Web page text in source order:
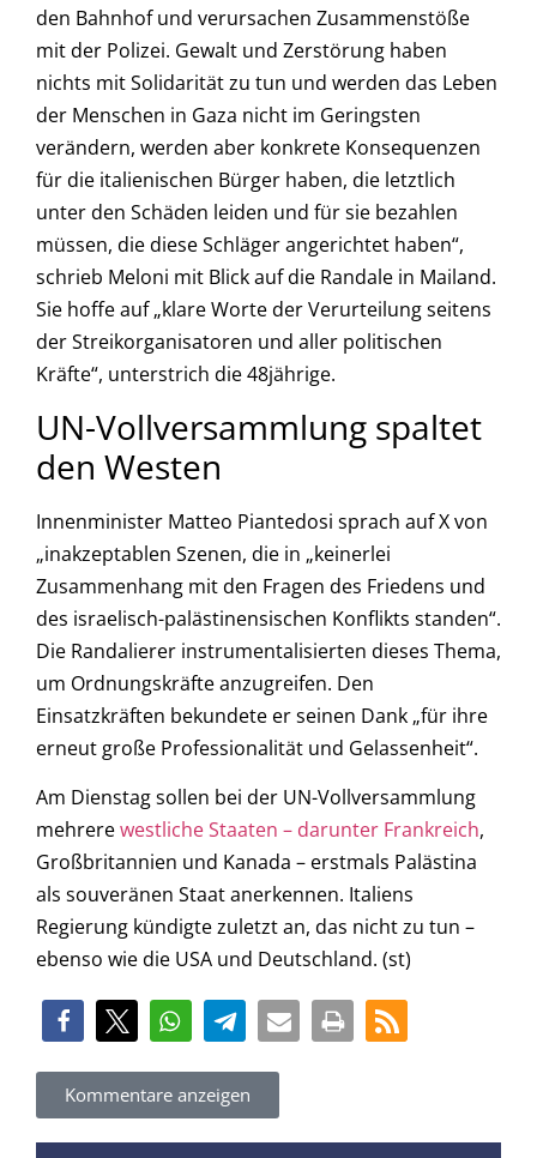
den Bahnhof und verursachen Zusammenstöße
mit der Polizei. Gewalt und Zerstörung haben
nichts mit Solidarität zu tun und werden das Leben
der Menschen in Gaza nicht im Geringsten
verändern, werden aber konkrete Konsequenzen
für die italienischen Bürger haben, die letztlich
unter den Schäden leiden und für sie bezahlen
müssen, die diese Schläger angerichtet haben“,
schrieb Meloni mit Blick auf die Randale in Mailand.
Sie hoffe auf „klare Worte der Verurteilung seitens
der Streikorganisatoren und aller politischen
Kräfte“, unterstrich die 48jährige.
UN-Vollversammlung spaltet
den Westen
Innenminister Matteo Piantedosi sprach auf X von
„inakzeptablen Szenen, die in „keinerlei
Zusammenhang mit den Fragen des Friedens und
des israelisch-palästinensischen Konflikts standen“.
Die Randalierer instrumentalisierten dieses Thema,
um Ordnungskräfte anzugreifen. Den
Einsatzkräften bekundete er seinen Dank „für ihre
erneut große Professionalität und Gelassenheit“.
Am Dienstag sollen bei der UN-Vollversammlung
mehrerewestliche Staaten – darunter Frankreich,
Großbritannien und Kanada – erstmals Palästina
als souveränen Staat anerkennen. Italiens
Regierung kündigte zuletzt an, das nicht zu tun –
ebenso wie die USA und Deutschland. (st)
Kommentare anzeigen